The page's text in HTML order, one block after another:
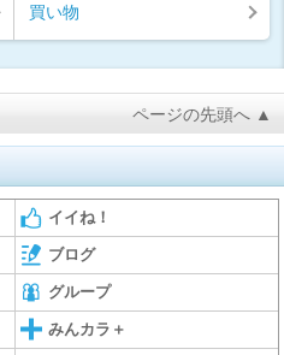
買い物
ページの先頭へ ▲
イイね！
ブログ
グループ
みんカラ＋